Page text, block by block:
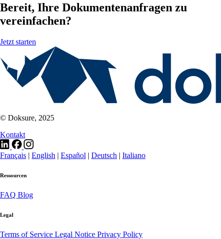
Bereit, Ihre Dokumentenanfragen zu
vereinfachen?
Jetzt starten
© Doksure, 2025
Kontakt
Français | English | Español | Deutsch | Italiano
Ressourcen
FAQ Blog
Legal
Terms of Service Legal Notice Privacy Policy